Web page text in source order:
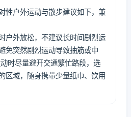
性户外运动与散步建议如下，兼
户外放松，不建议长时间剧烈运
免突然剧烈运动导致抽筋或中
时尽量避开交通繁忙路段，选
区域，随身携带少量纸巾、饮用